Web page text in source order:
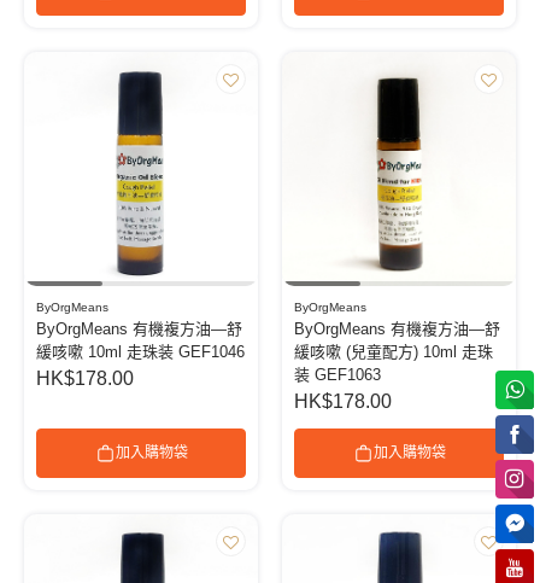
ByOrgMeans
ByOrgMeans 有機複方油—舒
緩咳嗽 10ml 走珠装 GEF1046
HK$178.00
加入購物袋
ByOrgMeans
ByOrgMeans 有機複方油—舒
緩咳嗽 (兒童配方) 10ml 走珠
装 GEF1063
HK$178.00
加入購物袋